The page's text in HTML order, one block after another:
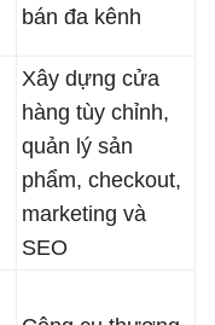
bán đa kênh
Xây dựng cửa
hàng tùy chỉnh,
quản lý sản
phẩm, checkout,
marketing và
SEO